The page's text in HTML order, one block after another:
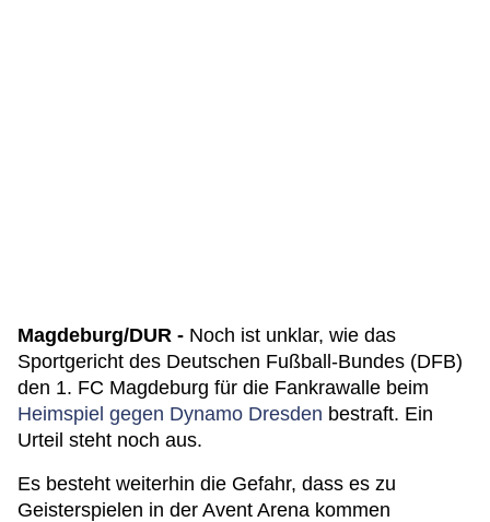
Magdeburg/DUR - Noch ist unklar, wie das
Sportgericht des Deutschen Fußball-Bundes (DFB)
den 1. FC Magdeburg für die Fankrawalle beim
Heimspiel gegen Dynamo Dresden bestraft. Ein
Urteil steht noch aus.
Es besteht weiterhin die Gefahr, dass es zu
Geisterspielen in der Avent Arena kommen